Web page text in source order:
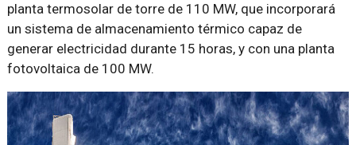
planta termosolar de torre de 110 MW, que incorporará
un sistema de almacenamiento térmico capaz de
generar electricidad durante 15 horas, y con una planta
fotovoltaica de 100 MW.